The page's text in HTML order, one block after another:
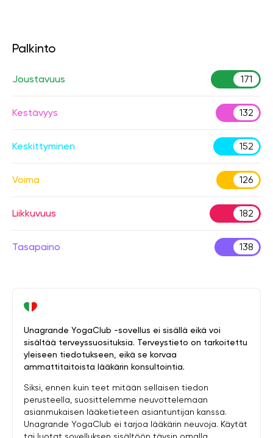
Palkinto
Joustavuus 171
Kestävyys 132
Keskittyminen 152
Voima 126
Liikkuvuus 182
Tasapaino 138
Unagrande YogaClub -sovellus ei sisällä eikä voi
sisältää terveyssuosituksia. Terveystieto on tarkoitettu
yleiseen tiedotukseen, eikä se korvaa
ammattitaitoista lääkärin konsultointia.
Siksi, ennen kuin teet mitään sellaisen tiedon
perusteella, suosittelemme neuvottelemaan
asianmukaisen lääketieteen asiantuntijan kanssa.
Unagrande YogaClub ei tarjoa lääkärin neuvoja. Käytät